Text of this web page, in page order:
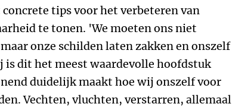
tips voor het verbeteren van
te tonen. 'We moeten ons niet
onze schilden laten zakken en onszelf
is dit het meest waardevolle hoofdstuk
duidelijk maakt hoe wij onszelf voor
Vechten, vluchten, verstarren, allemaal